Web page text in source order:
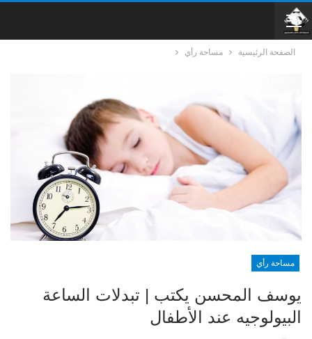
الصفحة الرئيسية مساحة رأي
مساحة رأي
يوسف المحسن يكتب | تبدلات الساعة
البيولوجيه عند الأطفال